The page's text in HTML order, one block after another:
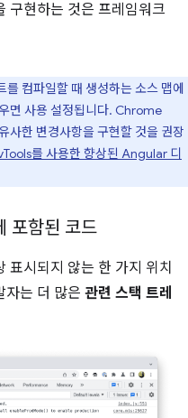
구현하는 것은 프레임워크
컴파일할 때 생성하는 소스 맵에
면 사용 설정됩니다. Chrome
사한 변경사항을 구현할 것을 권장
를 사용한 향상된 Angular 디
포함된 코드
표시되지 않는 한 가지 위치
자는 더 많은 관련 스택 트레